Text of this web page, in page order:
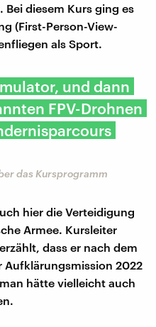
diesem Kurs ging es
(First-Person-View-
als Sport.
und dann
FPV-Drohnen
das Kursprogramm
hier die Verteidigung
Armee. Kursleiter
dass er nach dem
Aufklärungsmission 2022
hätte vielleicht auch